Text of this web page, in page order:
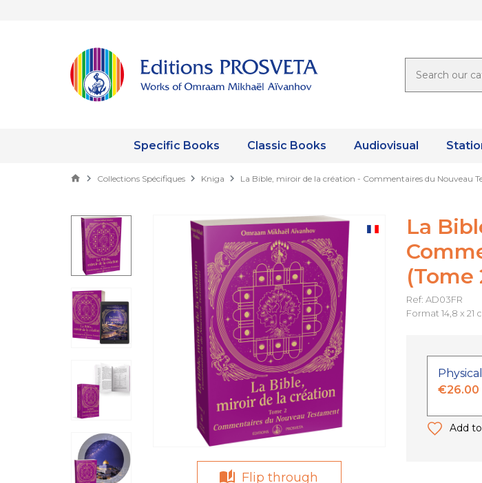
Specific Books Classic Books Audiovisual
Collections Spécifiques Kniga La Bible, miroir de la création - Commentaires du Nouveau
Flip through
La
(Tome
Ref: AD03FR
Format 14,8 x 21
€26.00
Add